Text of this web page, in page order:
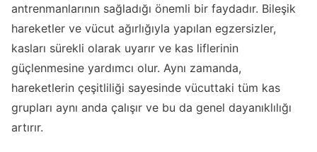
antrenmanlarının sağladığı önemli bir faydadır. Bileşik
hareketler ve vücut ağırlığıyla yapılan egzersizler,
kasları sürekli olarak uyarır ve kas liflerinin
güçlenmesine yardımcı olur. Aynı zamanda,
hareketlerin çeşitliliği sayesinde vücuttaki tüm kas
grupları aynı anda çalışır ve bu da genel dayanıklılığı
artırır.